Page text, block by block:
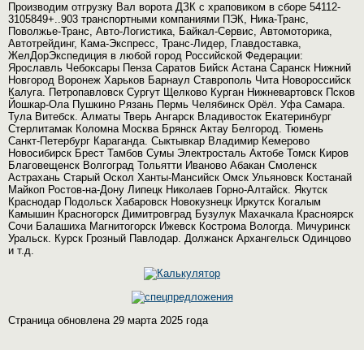
Производим отгрузку Вал ворота ДЗК с храповиком в сборе 54112-
3105849+..903 транспортными компаниями ПЭК, Ника-Транс,
Поволжье-Транс, Авто-Логистика, Байкал-Сервис, Автомоторика,
Автотрейдинг, Кама-Экспресс, Транс-Лидер, Главдоставка,
ЖелДорЭкспедиция в любой город Российской Федерации:
Ярославль Чебоксары Пенза Саратов Бийск Астана Саранск Нижний
Новгород Воронеж Харьков Барнаул Ставрополь Чита Новороссийск
Калуга. Петропавловск Сургут Щелково Курган Нижневартовск Псков
Йошкар-Ола Пушкино Рязань Пермь Челябинск Орёл. Уфа Самара.
Тула Витебск. Алматы Тверь Ангарск Владивосток Екатеринбург
Стерлитамак Коломна Москва Брянск Актау Белгород. Тюмень
Санкт-Петербург Караганда. Сыктывкар Владимир Кемерово
Новосибирск Брест Тамбов Сумы Электросталь Актобе Томск Киров
Благовещенск Волгоград Тольятти Иваново Абакан Смоленск
Астрахань Старый Оскол Ханты-Мансийск Омск Ульяновск Костанай
Майкоп Ростов-на-Дону Липецк Николаев Горно-Алтайск. Якутск
Краснодар Подольск Хабаровск Новокузнецк Иркутск Когалым
Камышин Красногорск Димитровград Бузулук Махачкала Красноярск
Сочи Балашиха Магнитогорск Ижевск Кострома Вологда. Мичуринск
Уральск. Курск Грозный Павлодар. Должанск Архангельск Одинцово
и т.д.
Страница обновлена 29 марта 2025 года